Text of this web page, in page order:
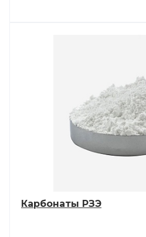
Карбонаты РЗЭ